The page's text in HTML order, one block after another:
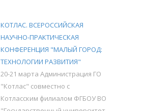
КОТЛАС. ВСЕРОССИЙСКАЯ
НАУЧНО-ПРАКТИЧЕСКАЯ
КОНФЕРЕНЦИЯ "МАЛЫЙ ГОРОД:
ТЕХНОЛОГИИ РАЗВИТИЯ"
20-21 марта Администрация ГО
"Котлас" совместно с
Котласским филиалом ФГБОУ ВО